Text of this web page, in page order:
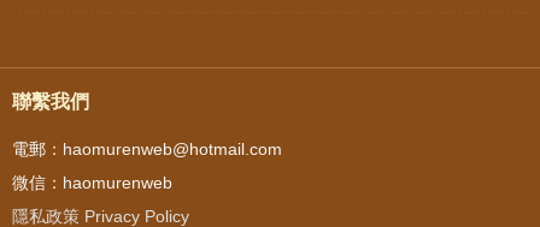
聯繫我們
電郵：haomurenweb@hotmail.com
微信：haomurenweb
隱私政策 Privacy Policy